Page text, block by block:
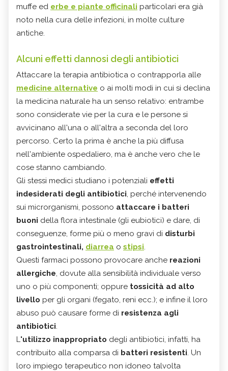
muffe ed erbe e piante officinali particolari era già
noto nella cura delle infezioni, in molte culture
antiche.
Alcuni effetti dannosi degli antibiotici
Attaccare la terapia antibiotica o contrapporla alle
medicine alternative o ai molti modi in cui si declina
la medicina naturale ha un senso relativo: entrambe
sono considerate vie per la cura e le persone si
avvicinano all'una o all'altra a seconda del loro
percorso. Certo la prima è anche la più diffusa
nell'ambiente ospedaliero, ma è anche vero che le
cose stanno cambiando.
Gli stessi medici studiano i potenziali effetti
indesiderati degli antibiotici, perché intervenendo
sui microrganismi, possono attaccare i batteri
buoni della flora intestinale (gli eubiotici) e dare, di
conseguenze, forme più o meno gravi di disturbi
gastrointestinali, diarrea o stipsi.
Questi farmaci possono provocare anche reazioni
allergiche, dovute alla sensibilità individuale verso
uno o più componenti; oppure tossicità ad alto
livello per gli organi (fegato, reni ecc.); e infine il loro
abuso può causare forme di resistenza agli
antibiotici.
L'utilizzo inappropriato degli antibiotici, infatti, ha
contribuito alla comparsa di batteri resistenti. Un
loro impiego terapeutico non idoneo talvolta